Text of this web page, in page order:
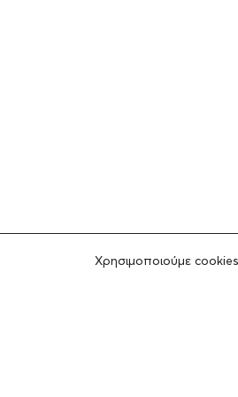
Χρησιμοποιούμε